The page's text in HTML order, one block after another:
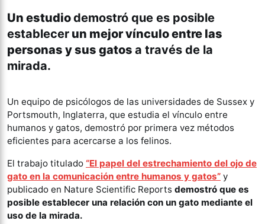
Un estudiodemostró que es posible
establecer un mejor vínculo entre las
personas y sus gatos a través de la
mirada.
Un equipo de psicólogos de las universidades de Sussex y
Portsmouth, Inglaterra, que estudia el vínculo entre
humanos y gatos, demostró por primera vez métodos
eficientes para acercarse a los felinos.
El trabajo titulado “El papel del estrechamiento del ojo de
gato en la comunicación entre humanos y gatos” y
publicado en Nature Scientific Reports demostró que es
posible establecer una relación con un gato mediante el
uso de la mirada.